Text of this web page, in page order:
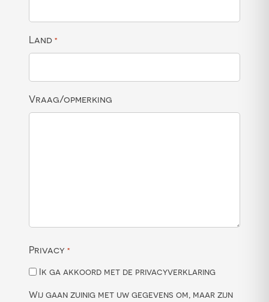
Land *
Vraag/opmerking
Privacy *
Ik ga akkoord met de privacyverklaring
Wij gaan zuinig met uw gegevens om, maar zijn